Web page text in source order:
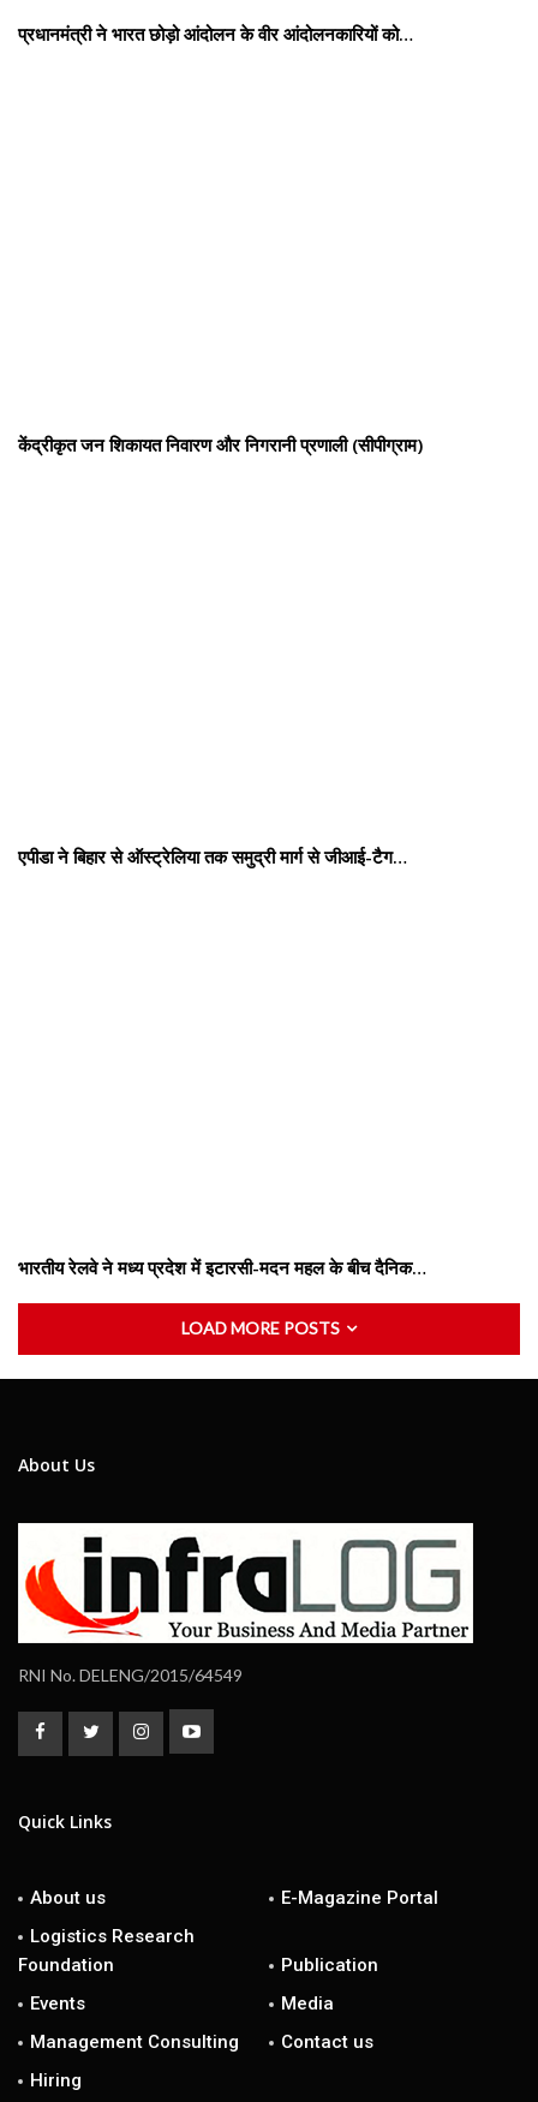
प्रधानमंत्री ने भारत छोड़ो आंदोलन के वीर आंदोलनकारियों को…
केंद्रीकृत जन शिकायत निवारण और निगरानी प्रणाली (सीपीग्राम)
एपीडा ने बिहार से ऑस्ट्रेलिया तक समुद्री मार्ग से जीआई-टैग…
भारतीय रेलवे ने मध्य प्रदेश में इटारसी-मदन महल के बीच दैनिक…
LOAD MORE POSTS
About Us
RNI No. DELENG/2015/64549
Quick Links
About us
E-Magazine Portal
Logistics Research
Foundation
Publication
Events
Media
Management Consulting
Contact us
Hiring